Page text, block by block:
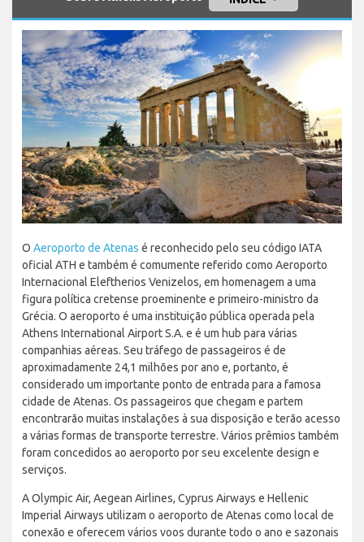
O Aeroporto de Atenas é reconhecido pelo seu código IATA
oficial ATH e também é comumente referido como Aeroporto
Internacional Eleftherios Venizelos, em homenagem a uma
figura política cretense proeminente e primeiro-ministro da
Grécia. O aeroporto é uma instituição pública operada pela
Athens International Airport S.A. e é um hub para várias
companhias aéreas. Seu tráfego de passageiros é de
aproximadamente 24,1 milhões por ano e, portanto, é
considerado um importante ponto de entrada para a famosa
cidade de Atenas. Os passageiros que chegam e partem
encontrarão muitas instalações à sua disposição e terão acesso
a várias formas de transporte terrestre. Vários prêmios também
foram concedidos ao aeroporto por seu excelente design e
serviços.
A Olympic Air, Aegean Airlines, Cyprus Airways e Hellenic
Imperial Airways utilizam o aeroporto de Atenas como local de
conexão e oferecem vários voos durante todo o ano e sazonais